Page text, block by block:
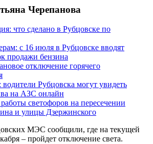
Черепанова
что сделано в Рубцовске по
с 16 июля в Рубцовске вводят
продажи бензина
отключение горячего
водители Рубцовска могут увидеть
на АЗС онлайн
светофоров на пересечении
и улицы Дзержинского
МЭС сообщили, где на текущей
– пройдет отключение света.